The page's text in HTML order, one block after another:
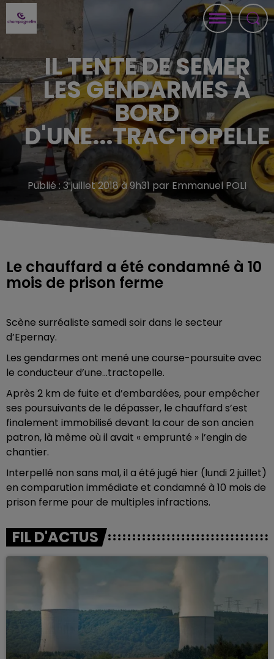
IL TENTE DE SEMER
LES GENDARMES À
BORD
D'UNE...TRACTOPELLE
Publié : 3 juillet 2018 à 9h31 par Emmanuel POLI
Le chauffard a été condamné à 10
mois de prison ferme
Scène surréaliste samedi soir dans le secteur
d’Epernay.
Les gendarmes ont mené une course-poursuite avec
le conducteur d’une…tractopelle.
Après 2 km de fuite et d’embardées, pour empêcher
ses poursuivants de le dépasser, le chauffard s’est
finalement immobilisé devant la cour de son ancien
patron, là même où il avait « emprunté » l’engin de
chantier.
Interpellé non sans mal, il a été jugé hier (lundi 2 juillet)
en comparution immédiate et condamné à 10 mois de
prison ferme pour de multiples infractions.
FIL D'ACTUS